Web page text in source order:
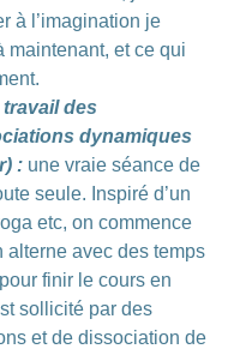
à l’imagination je
maintenant, et ce qui
des
dynamiques
: une vraie séance de
seule. Inspiré d’un
etc, on commence
alterne avec des temps
finir le cours en
sollicité par des
et de dissociation de